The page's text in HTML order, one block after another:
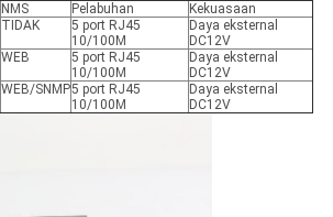
NMS Pelabuhan
Kekuasaan
TIDAK
5 port RJ45
10/100M
Daya eksternal
DC12V
WEB
5 port RJ45
10/100M
Daya eksternal
DC12V
WEB/SNMP5 port RJ45
10/100M
Daya eksternal
DC12V